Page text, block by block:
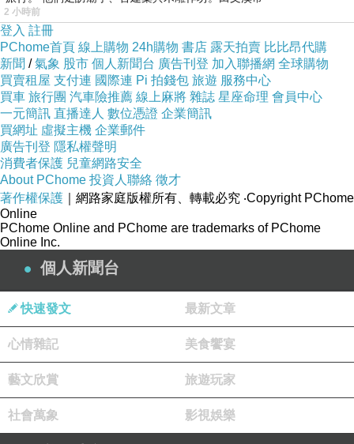
較少，依舊有人踩著自行車，固定會在每日清晨
慢跑的人們，腳踩在凍結的地面上速度依舊。
2 小時前
登入 註冊
PChome首頁 線上購物 24h購物 書店 露天拍賣 比比昂代購
新聞 /氣象 股市 個人新聞台 廣告刊登 加入聯播網 全球購物
買賣租屋 支付連 國際連 Pi 拍錢包 旅遊 服務中心
買車 旅行團 汽車險推薦 線上麻將 雜誌 星座命理 會員中心
一元簡訊 直播達人 數位憑證 企業簡訊
買網址 虛擬主機 企業郵件
廣告刊登 隱私權聲明
消費者保護 兒童網路安全
About PChome 投資人聯絡 徵才
著作權保護 ｜網路家庭版權所有、轉載必究 ‧Copyright PChome
Online
PChome Online and PChome are trademarks of PChome
Online Inc.
個人新聞台
快速發文 最新文章
心情雜記 美食饗宴
藝文欣賞 旅遊玩家
社會萬象 影視娛樂